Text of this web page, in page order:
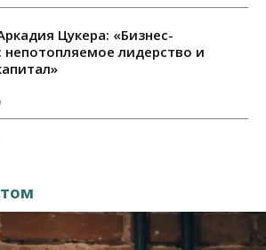
Цукера: «Бизнес-
непотопляемое лидерство и